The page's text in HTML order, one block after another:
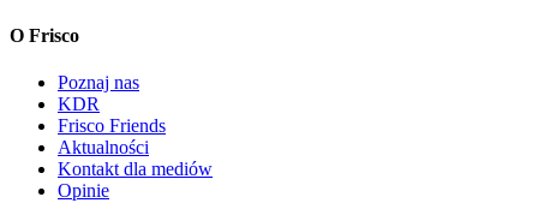
O Frisco
Poznaj nas
KDR
Frisco Friends
Aktualności
Kontakt dla mediów
Opinie